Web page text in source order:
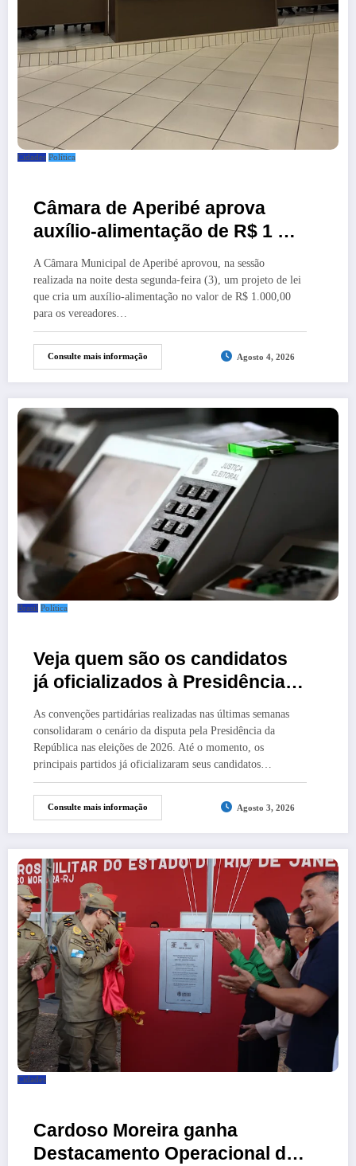
Cidades Política
Câmara de Aperibé aprova
auxílio-alimentação de R$ 1 mil
para vereadores
A Câmara Municipal de Aperibé aprovou, na sessão
realizada na noite desta segunda-feira (3), um projeto de lei
que cria um auxílio-alimentação no valor de R$ 1.000,00
para os vereadores…
Consulte mais informação Agosto 4, 2026
Brasil Política
Veja quem são os candidatos
já oficializados à Presidência
da República em 2026
As convenções partidárias realizadas nas últimas semanas
consolidaram o cenário da disputa pela Presidência da
República nas eleições de 2026. Até o momento, os
principais partidos já oficializaram seus candidatos…
Consulte mais informação Agosto 3, 2026
Cidades
Cardoso Moreira ganha
Destacamento Operacional do